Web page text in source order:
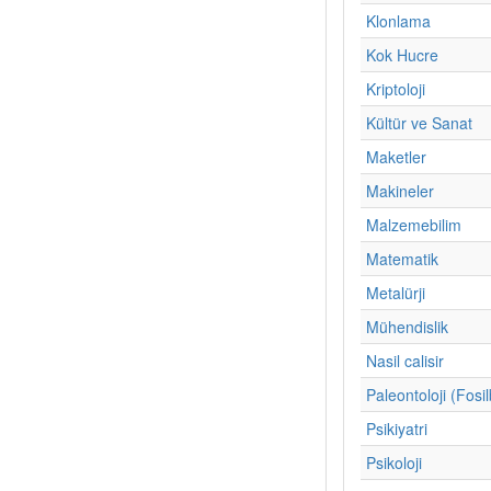
Klonlama
Kok Hucre
Kriptoloji
Kültür ve Sanat
Maketler
Makineler
Malzemebilim
Matematik
Metalürji
Mühendislik
Nasil calisir
Paleontoloji
Psikiyatri
Psikoloji